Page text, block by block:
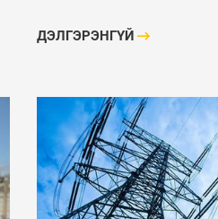
ДЭЛГЭРЭНГҮЙ